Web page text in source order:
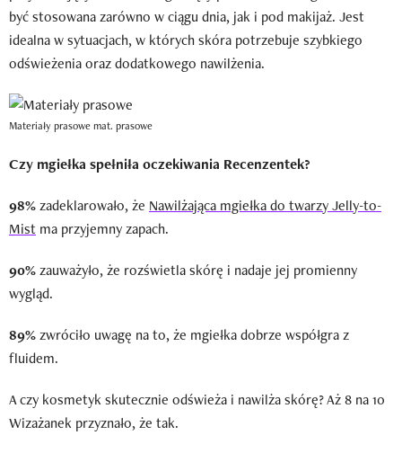
być stosowana zarówno w ciągu dnia, jak i pod makijaż. Jest
idealna w sytuacjach, w których skóra potrzebuje szybkiego
odświeżenia oraz dodatkowego nawilżenia.
Materiały prasowemat. prasowe
Czy mgiełka spełniła oczekiwania Recenzentek?
98%zadeklarowało, że Nawilżająca mgiełka do twarzy Jelly-to-
Mist ma przyjemny zapach.
90%zauważyło, że rozświetla skórę i nadaje jej promienny
wygląd.
89%zwróciło uwagę na to, że mgiełka dobrze współgra z
fluidem.
A czy kosmetyk skutecznie odświeża i nawilża skórę? Aż 8 na 10
Wizażanek przyznało, że tak.